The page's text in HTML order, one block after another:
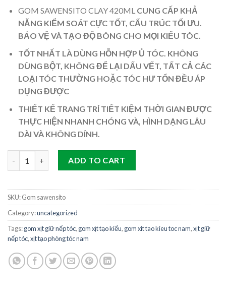
GOM SAWENSITO CLAY 420ML CUNG CẤP KHẢ
NĂNG KIỂM SOÁT CỰC TỐT, CẤU TRÚC TỐI ƯU.
BẢO VỆ VÀ TẠO ĐỘ BÓNG CHO MỌI KIỂU TÓC.
TỐT NHẤT LÀ DÙNG HỖN HỢP Ủ TÓC. KHÔNG
DÙNG BỘT, KHÔNG ĐỂ LẠI DẤU VẾT, TẤT CẢ CÁC
LOẠI TÓC THƯỜNG HOẶC TÓC HƯ TỔN ĐỀU ÁP
DỤNG ĐƯỢC
THIẾT KẾ TRANG TRÍ TIẾT KIỆM THỜI GIAN ĐƯỢC
THỰC HIỆN NHANH CHÓNG VÀ, HÌNH DẠNG LÂU
DÀI VÀ KHÔNG DÍNH.
GOM XỊT TÓC SAWENSITO CLAY quantity
ADD TO CART
SKU:Gom sawensito
Category:uncategorized
Tags:gom xịt giữ nếp tóc, gom xịt tạo kiểu, gom xit tao kieu toc nam,xịt giữ
nếp tóc,xịt tạo phòng tóc nam